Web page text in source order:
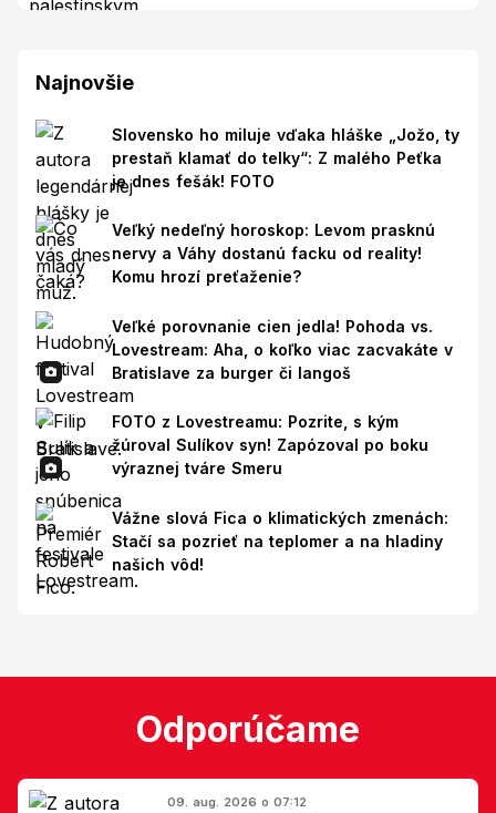
Najnovšie
Slovensko ho miluje vďaka hláške „Jožo, ty
prestaň klamať do telky“: Z malého Peťka
je dnes fešák! FOTO
Veľký nedeľný horoskop: Levom prasknú
nervy a Váhy dostanú facku od reality!
Komu hrozí preťaženie?
Veľké porovnanie cien jedla! Pohoda vs.
Lovestream: Aha, o koľko viac zacvakáte v
Bratislave za burger či langoš
FOTO z Lovestreamu: Pozrite, s kým
žúroval Sulíkov syn! Zapózoval po boku
výraznej tváre Smeru
Vážne slová Fica o klimatických zmenách:
Stačí sa pozrieť na teplomer a na hladiny
našich vôd!
Odporúčame
09. aug. 2026 o 07:12